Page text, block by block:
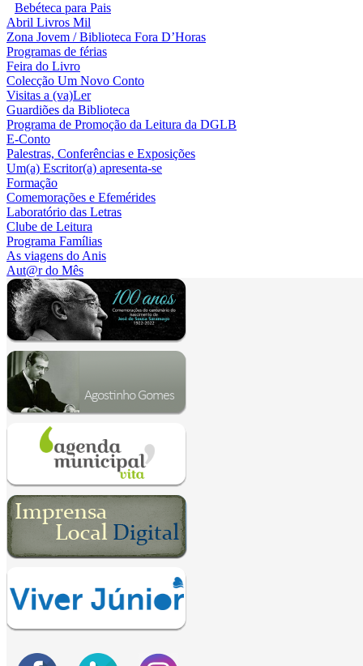
Bebéteca para Pais
Abril Livros Mil
Zona Jovem / Biblioteca Fora D’Horas
Programas de férias
Feira do Livro
Colecção Um Novo Conto
Visitas a (va)Ler
Guardiões da Biblioteca
Programa de Promoção da Leitura da DGLB
E-Conto
Palestras, Conferências e Exposições
Um(a) Escritor(a) apresenta-se
Formação
Comemorações e Efemérides
Laboratório das Letras
Clube de Leitura
Programa Famílias
As viagens do Anis
Aut@r do Mês